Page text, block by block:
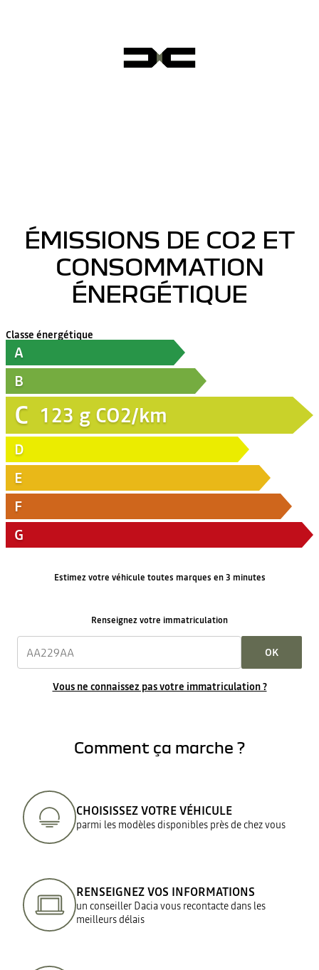
ÉMISSIONS DE CO2 ET
CONSOMMATION
ÉNERGÉTIQUE
Classe énergétique
A
B
C 123 g CO2/km
D
E
F
G
Estimez votre véhicule toutes marques en 3 minutes
Renseignez votre immatriculation
OK
Vous ne connaissez pas votre immatriculation ?
Comment ça marche ?
CHOISISSEZ VOTRE VÉHICULE
parmi les modèles disponibles près de chez vous
RENSEIGNEZ VOS INFORMATIONS
un conseiller Dacia vous recontacte dans les
meilleurs délais